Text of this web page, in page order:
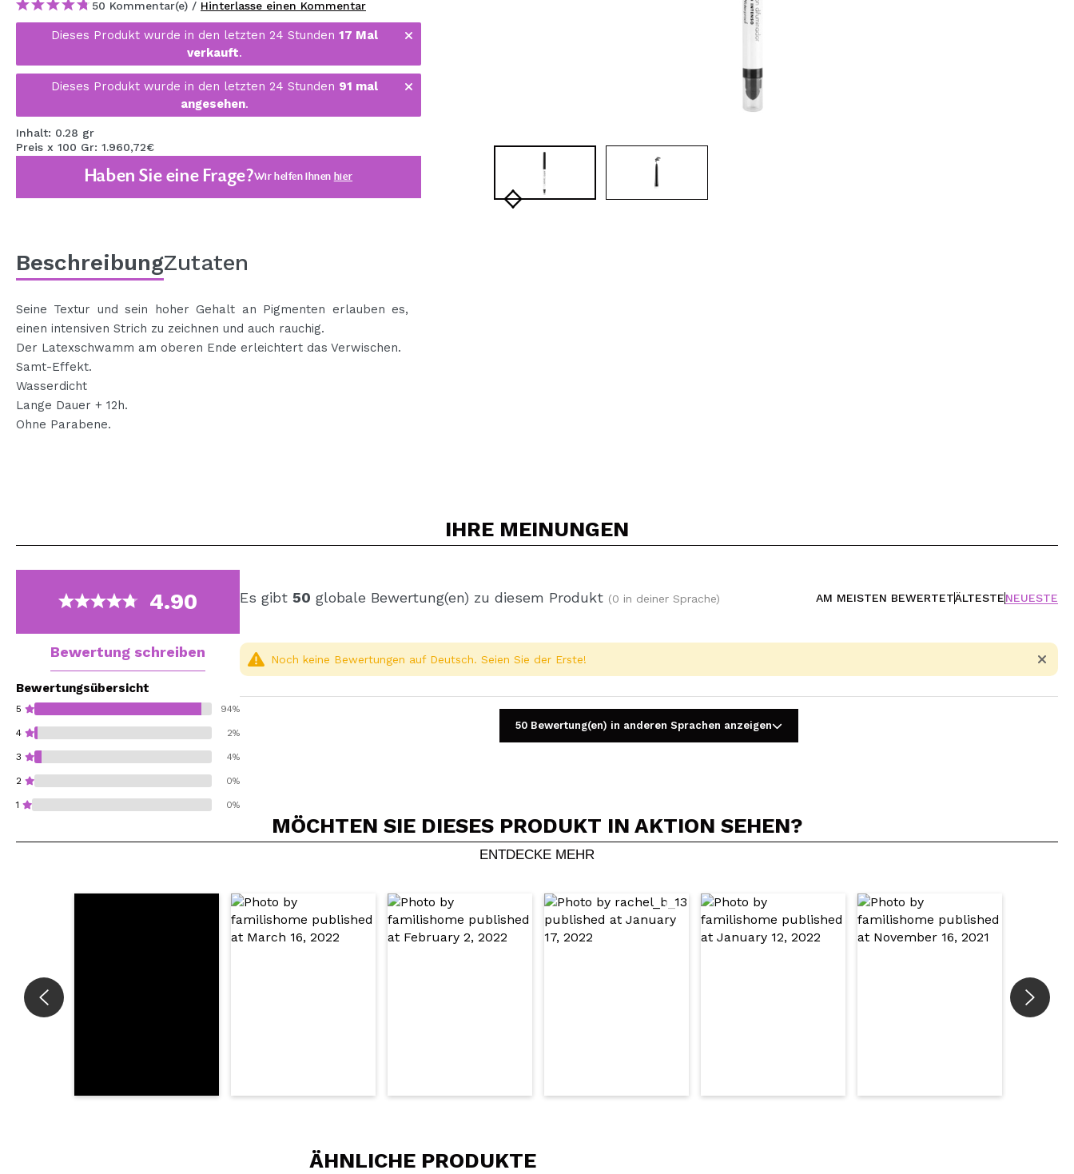
MAQUIFARMA
TRAVEL SIZE
NATURE
SPECIALS
OUTLET
BALD VERFÜGBAR
bisherigen Vorgänge einsehen.
BENUTZERKONTO ERSTELLEN
50 Kommentar(e) / Hinterlasse einen Kommentar
Dieses Produkt wurde in den letzten 24 Stunden 17 Mal
verkauft.
Dieses Produkt wurde in den letzten 24 Stunden 91 mal
angesehen.
Inhalt: 0.28 gr
Preis x 100 Gr: 1.960,72€
Haben Sie eine Frage?Wir helfen Ihnen hier
BeschreibungZutaten
Seine Textur und sein hoher Gehalt an Pigmenten erlauben es,
einen intensiven Strich zu zeichnen und auch rauchig.
Der Latexschwamm am oberen Ende erleichtert das Verwischen.
Samt-Effekt.
Wasserdicht
Lange Dauer + 12h.
Ohne Parabene.
IHRE MEINUNGEN
4.90
Bewertung schreiben
Bewertungsübersicht
5 94%
4 2%
3 4%
2 0%
1 0%
Es gibt 50 globale Bewertung(en) zu diesem Produkt (0 in deiner Sprache) AM MEISTEN BEWERTETÄLTESTENEUESTE
Ein Video oder Foto teilen
Dein Video könnte das erste sein. Stell es dir vor...
Würden Sie diesen Kauf empfehlen? 5/5
SENDEN
Noch keine Bewertungen auf Deutsch. Seien Sie der Erste!
50 Bewertung(en) in anderen Sprachen anzeigen
MÖCHTEN SIE DIESES PRODUKT IN AKTION SEHEN?
ENTDECKE MEHR
ÄHNLICHE PRODUKTE